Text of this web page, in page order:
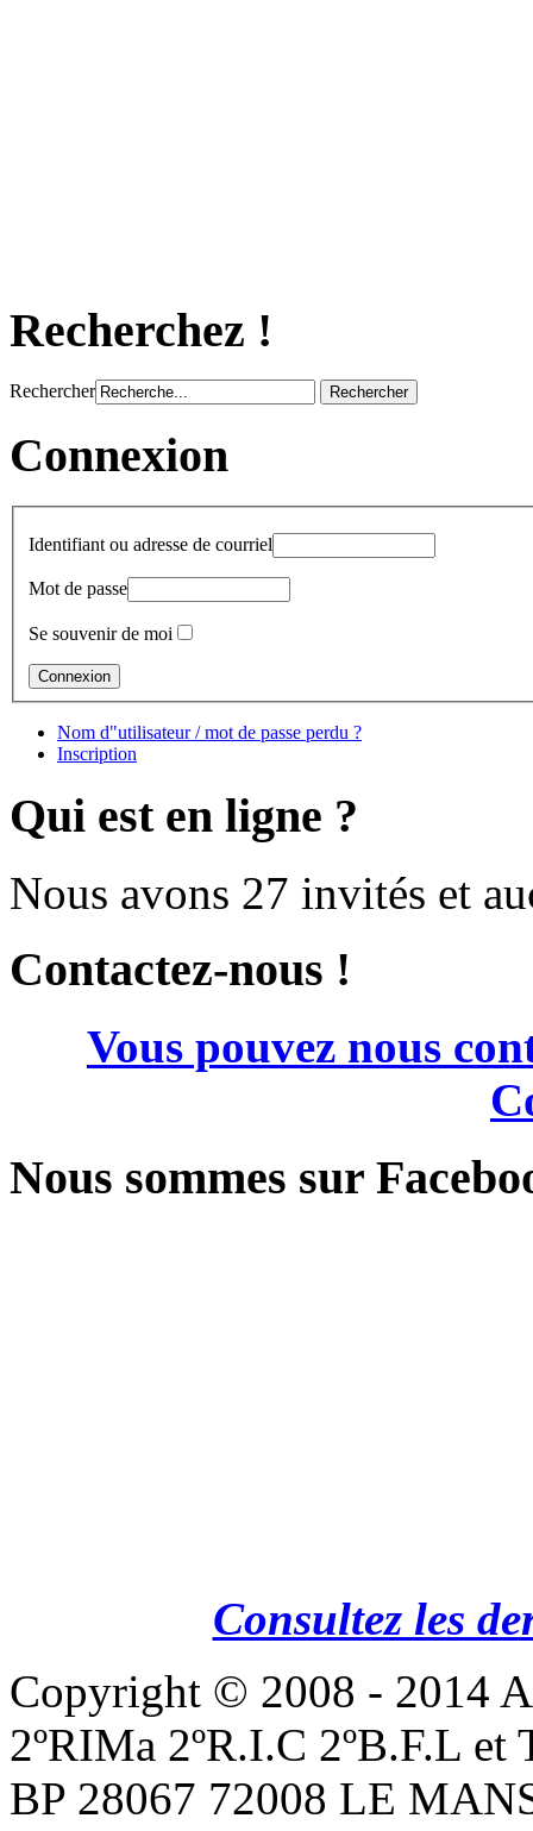
Recherchez !
Rechercher
Connexion
Identifiant ou adresse de courriel
Mot de passe
Se souvenir de moi
Nom d"utilisateur / mot de passe perdu ?
Inscription
Qui est en ligne ?
Nous avons 27 invités et
Contactez-nous !
Vous pouvez nous
Nous sommes sur
Consultez les
Copyright © 2008 - 2014
2ºRIMa 2ºR.I.C 2ºB.F.L
BP 28067 72008 LE